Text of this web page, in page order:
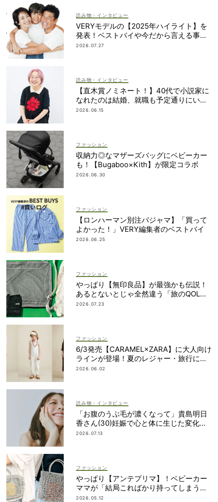
読み物・インタビュー
VERYモデルの【2025年ハイライト】を
発表！ベストバイや今だから言える事件
簿も大公開
2026.07.27
読み物・インタビュー
【直木賞ノミネート！】40代で小説家に
なれたのは結婚、就職も予定通りにいか
なかったから｜朝倉かすみさん
2026.06.15
ファッション
収納力◎なマザーズバッグにベビーカー
も！【Bugaboo×Kith】が限定コラボ
2026.06.30
ファッション
【ロンハーマン別注パジャマ】「買って
よかった！」VERY編集者のベストバイ
2026.06.25
ファッション
やっぱり【無印良品】が最強かも伝説！
あるとないとじゃ全然違う「旅のQOL爆
上げアイテム」
2026.07.23
ファッション
6/3発売【CARAMEL×ZARA】に大人向け
ラインが登場！夏のレジャー・旅行にも
おすすめ
2026.06.02
読み物・インタビュー
「お腹のうぶ毛が濃くなって」貴島明日
香さん(30)妊娠で心と体に生じた変化も
「愛しいです」
2026.07.13
ファッション
やっぱり【アンテプリマ】！ベビーカー
ママが「結局こればかり持ってしまう」
納得の理由
2026.05.12